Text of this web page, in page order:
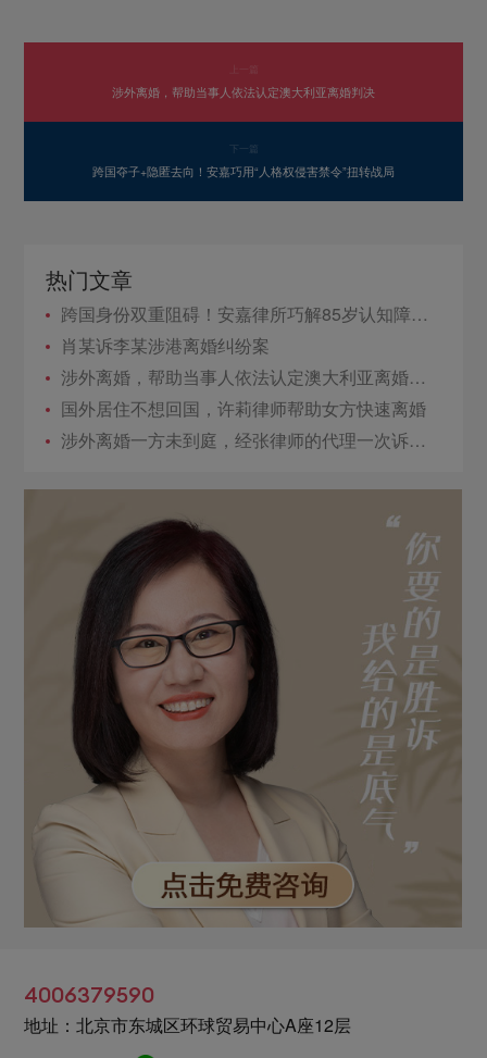
上一篇
涉外离婚，帮助当事人依法认定澳大利亚离婚判决
下一篇
跨国夺子+隐匿去向！安嘉巧用“人格权侵害禁令”扭转战局
热门文章
跨国身份双重阻碍！安嘉律所巧解85岁认知障碍指定监护权案！
肖某诉李某涉港离婚纠纷案
涉外离婚，帮助当事人依法认定澳大利亚离婚判决
国外居住不想回国，许莉律师帮助女方快速离婚
涉外离婚一方未到庭，经张律师的代理一次诉讼成功离婚
4006379590
地址：北京市东城区环球贸易中心A座12层